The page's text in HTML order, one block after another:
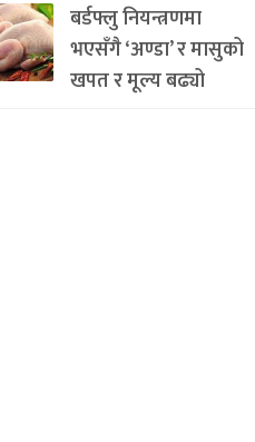
बर्डफ्लु नियन्त्रणमा
भएसँगै ‘अण्डा’ र मासुको
खपत र मूल्य बढ्यो